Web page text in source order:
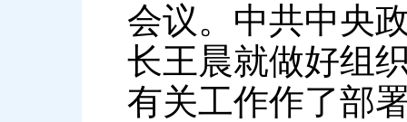
会议。中共中央
长王晨就做好组
有关工作作了部